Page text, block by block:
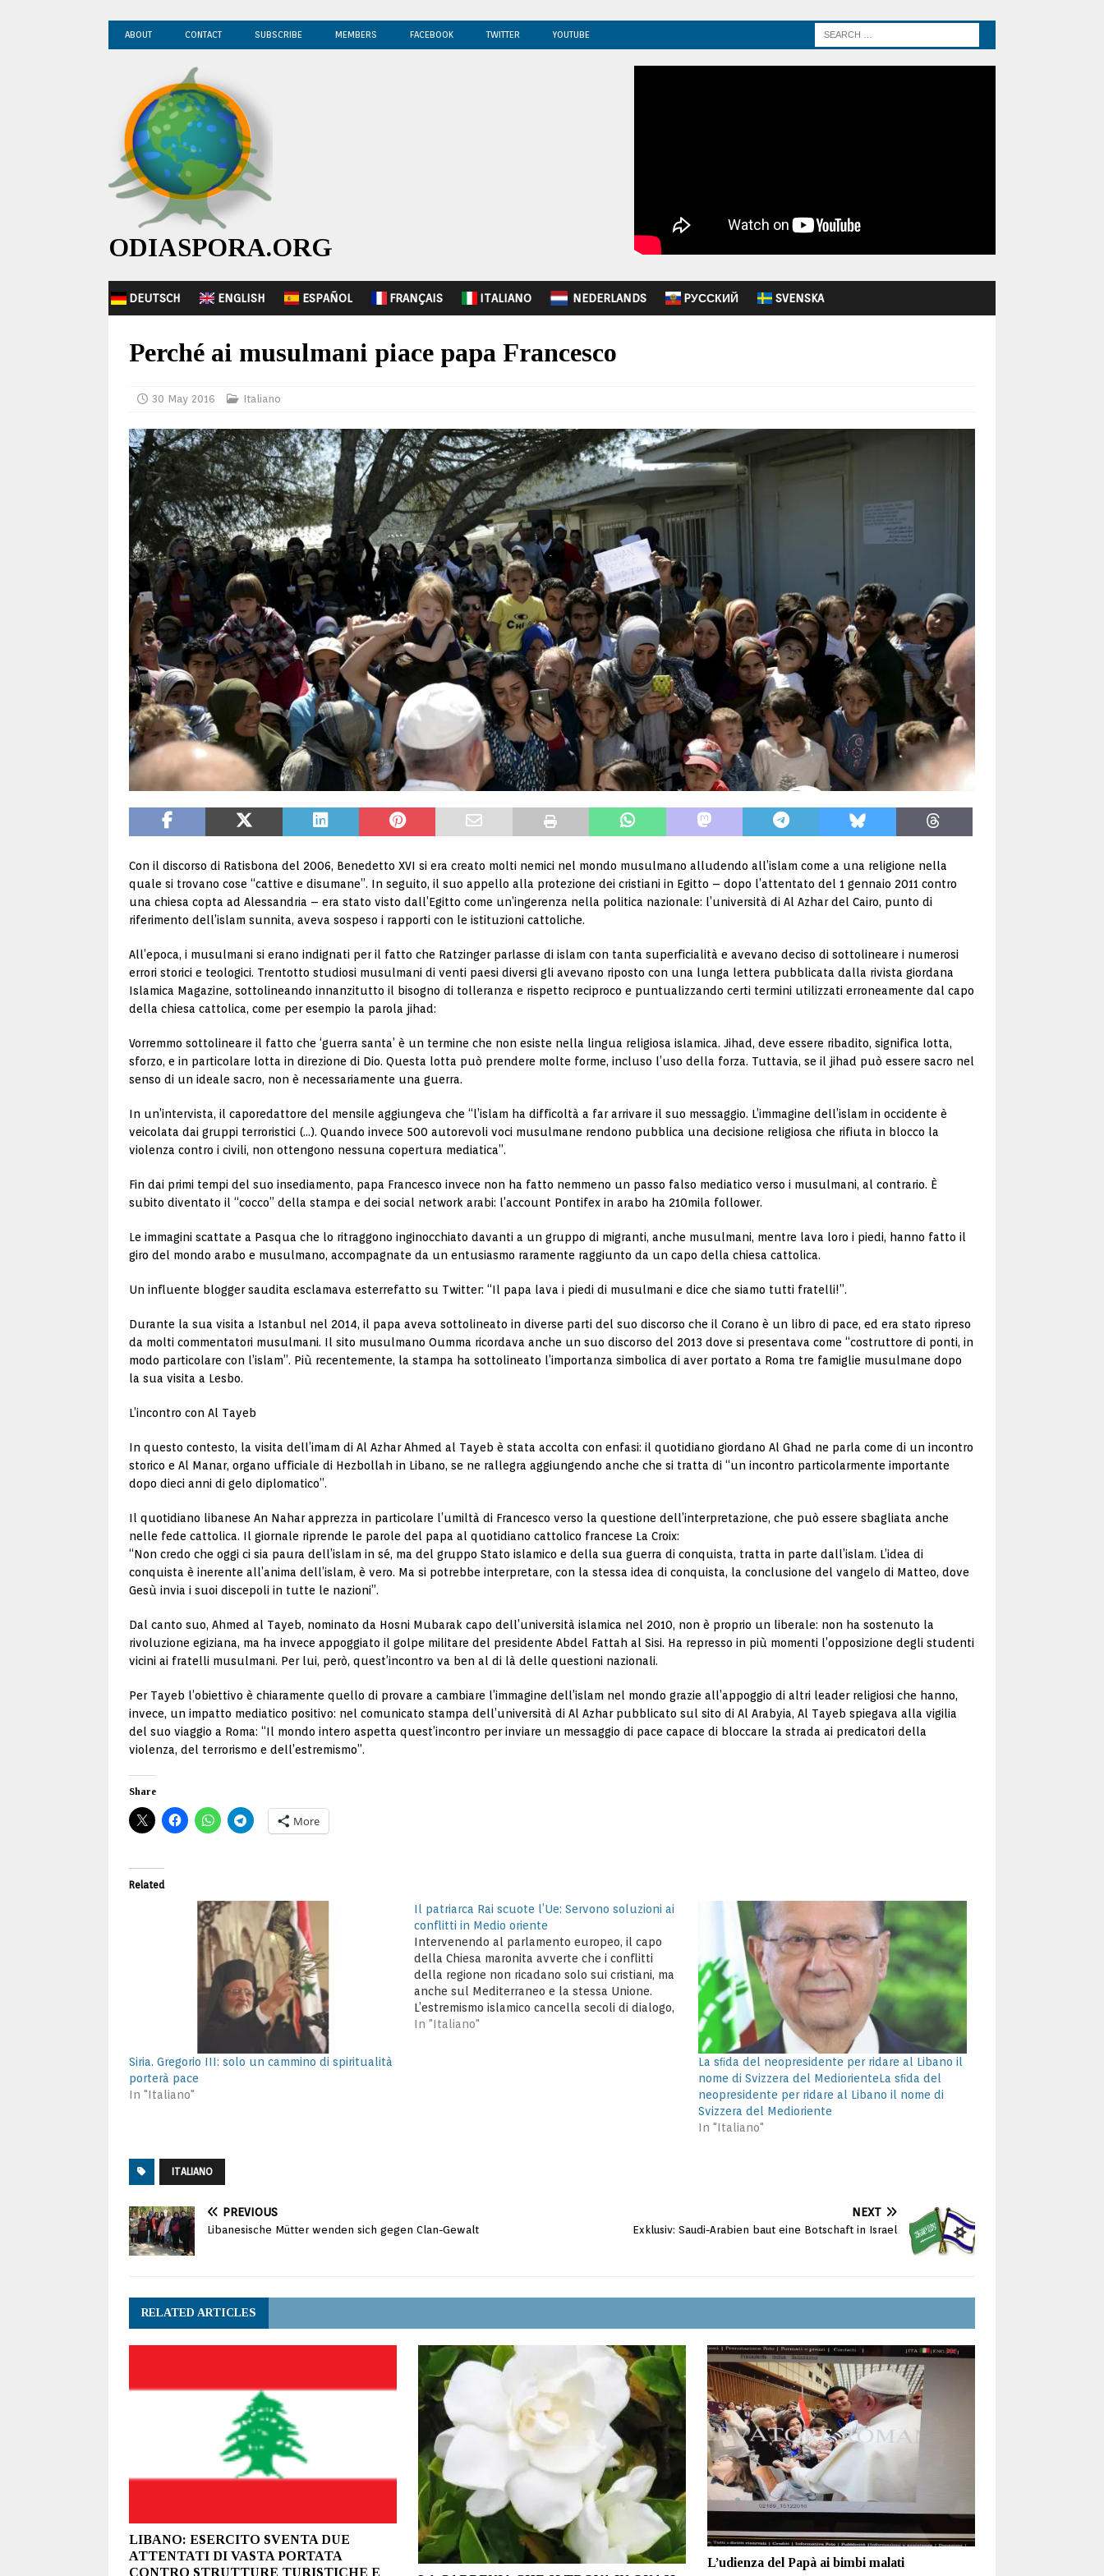
ABOUT CONTACT SUBSCRIBE MEMBERS FACEBOOK TWITTER YOUTUBE
ODIASPORA.ORG
DEUTSCH ENGLISH ESPAÑOL FRANÇAIS ITALIANO NEDERLANDS PУССКИЙ SVENSKA
Perché ai musulmani piace papa Francesco
30 May 2016 Italiano
Con il discorso di Ratisbona del 2006, Benedetto XVI si era creato molti nemici nel mondo musulmano alludendo all’islam come a una religione nella
quale si trovano cose “cattive e disumane”. In seguito, il suo appello alla protezione dei cristiani in Egitto – dopo l’attentato del 1 gennaio 2011 contro
una chiesa copta ad Alessandria – era stato visto dall’Egitto come un’ingerenza nella politica nazionale: l’università di Al Azhar del Cairo, punto di
riferimento dell’islam sunnita, aveva sospeso i rapporti con le istituzioni cattoliche.
All’epoca, i musulmani si erano indignati per il fatto che Ratzinger parlasse di islam con tanta superficialità e avevano deciso di sottolineare i numerosi
errori storici e teologici. Trentotto studiosi musulmani di venti paesi diversi gli avevano riposto con una lunga lettera pubblicata dalla rivista giordana
Islamica Magazine, sottolineando innanzitutto il bisogno di tolleranza e rispetto reciproco e puntualizzando certi termini utilizzati erroneamente dal capo
della chiesa cattolica, come per esempio la parola jihad:
Vorremmo sottolineare il fatto che ‘guerra santa’ è un termine che non esiste nella lingua religiosa islamica. Jihad, deve essere ribadito, significa lotta,
sforzo, e in particolare lotta in direzione di Dio. Questa lotta può prendere molte forme, incluso l’uso della forza. Tuttavia, se il jihad può essere sacro nel
senso di un ideale sacro, non è necessariamente una guerra.
In un’intervista, il caporedattore del mensile aggiungeva che “l’islam ha difficoltà a far arrivare il suo messaggio. L’immagine dell’islam in occidente è
veicolata dai gruppi terroristici (…). Quando invece 500 autorevoli voci musulmane rendono pubblica una decisione religiosa che rifiuta in blocco la
violenza contro i civili, non ottengono nessuna copertura mediatica”.
Fin dai primi tempi del suo insediamento, papa Francesco invece non ha fatto nemmeno un passo falso mediatico verso i musulmani, al contrario. È
subito diventato il “cocco” della stampa e dei social network arabi: l’account Pontifex in arabo ha 210mila follower.
Le immagini scattate a Pasqua che lo ritraggono inginocchiato davanti a un gruppo di migranti, anche musulmani, mentre lava loro i piedi, hanno fatto il
giro del mondo arabo e musulmano, accompagnate da un entusiasmo raramente raggiunto da un capo della chiesa cattolica.
Un influente blogger saudita esclamava esterrefatto su Twitter: “Il papa lava i piedi di musulmani e dice che siamo tutti fratelli!”.
Durante la sua visita a Istanbul nel 2014, il papa aveva sottolineato in diverse parti del suo discorso che il Corano è un libro di pace, ed era stato ripreso
da molti commentatori musulmani. Il sito musulmano Oumma ricordava anche un suo discorso del 2013 dove si presentava come “costruttore di ponti, in
modo particolare con l’islam”. Più recentemente, la stampa ha sottolineato l’importanza simbolica di aver portato a Roma tre famiglie musulmane dopo
la sua visita a Lesbo.
L’incontro con Al Tayeb
In questo contesto, la visita dell’imam di Al Azhar Ahmed al Tayeb è stata accolta con enfasi: il quotidiano giordano Al Ghad ne parla come di un incontro
storico e Al Manar, organo ufficiale di Hezbollah in Libano, se ne rallegra aggiungendo anche che si tratta di “un incontro particolarmente importante
dopo dieci anni di gelo diplomatico”.
Il quotidiano libanese An Nahar apprezza in particolare l’umiltà di Francesco verso la questione dell’interpretazione, che può essere sbagliata anche
nelle fede cattolica. Il giornale riprende le parole del papa al quotidiano cattolico francese La Croix:
“Non credo che oggi ci sia paura dell’islam in sé, ma del gruppo Stato islamico e della sua guerra di conquista, tratta in parte dall’islam. L’idea di
conquista è inerente all’anima dell’islam, è vero. Ma si potrebbe interpretare, con la stessa idea di conquista, la conclusione del vangelo di Matteo, dove
Gesù invia i suoi discepoli in tutte le nazioni”.
Dal canto suo, Ahmed al Tayeb, nominato da Hosni Mubarak capo dell’università islamica nel 2010, non è proprio un liberale: non ha sostenuto la
rivoluzione egiziana, ma ha invece appoggiato il golpe militare del presidente Abdel Fattah al Sisi. Ha represso in più momenti l’opposizione degli studenti
vicini ai fratelli musulmani. Per lui, però, quest’incontro va ben al di là delle questioni nazionali.
Per Tayeb l’obiettivo è chiaramente quello di provare a cambiare l’immagine dell’islam nel mondo grazie all’appoggio di altri leader religiosi che hanno,
invece, un impatto mediatico positivo: nel comunicato stampa dell’università di Al Azhar pubblicato sul sito di Al Arabyia, Al Tayeb spiegava alla vigilia
del suo viaggio a Roma: “Il mondo intero aspetta quest’incontro per inviare un messaggio di pace capace di bloccare la strada ai predicatori della
violenza, del terrorismo e dell’estremismo”.
Share
More
Related
Siria. Gregorio III: solo un cammino di spiritualità
porterà pace
In "Italiano"
Il patriarca Rai scuote l’Ue: Servono soluzioni ai
conflitti in Medio oriente
Intervenendo al parlamento europeo, il capo
della Chiesa maronita avverte che i conflitti
della regione non ricadano solo sui cristiani, ma
anche sul Mediterraneo e la stessa Unione.
L’estremismo islamico cancella secoli di dialogo,
minaccia per la pace nel mondo. Sancire la
In "Italiano"
La sﬁda del neopresidente per ridare al Libano il
nome di Svizzera del MediorienteLa sﬁda del
neopresidente per ridare al Libano il nome di
Svizzera del Medioriente
In "Italiano"
ITALIANO
PREVIOUS
Libanesische Mütter wenden sich gegen Clan-Gewalt
NEXT
Exklusiv: Saudi-Arabien baut eine Botschaft in Israel
RELATED ARTICLES
LIBANO: ESERCITO SVENTA DUE
ATTENTATI DI VASTA PORTATA
CONTRO STRUTTURE TURISTICHE E
L’udienza del Papà ai bimbi malati